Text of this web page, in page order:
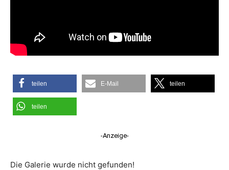
teilen E-Mail teilen
teilen
-Anzeige-
Die Galerie wurde nicht gefunden!